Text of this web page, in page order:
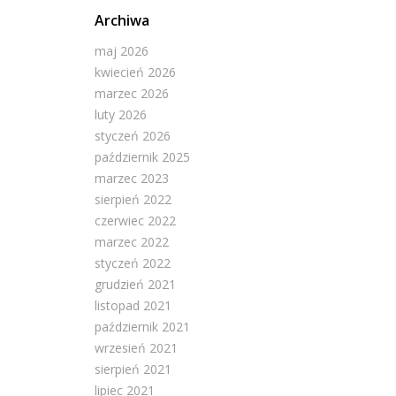
Archiwa
maj 2026
kwiecień 2026
marzec 2026
luty 2026
styczeń 2026
październik 2025
marzec 2023
sierpień 2022
czerwiec 2022
marzec 2022
styczeń 2022
grudzień 2021
listopad 2021
październik 2021
wrzesień 2021
sierpień 2021
lipiec 2021